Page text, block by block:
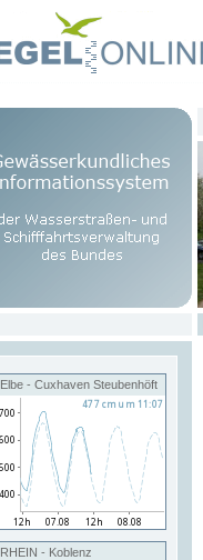
Elbe - Cuxhaven Steubenhöft
RHEIN - Koblenz